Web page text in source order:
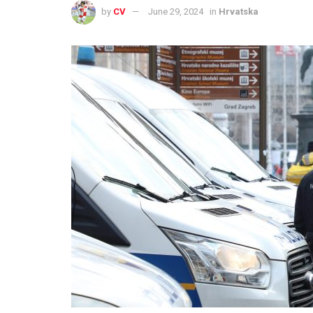
by CV June 29, 2024 in Hrvatska